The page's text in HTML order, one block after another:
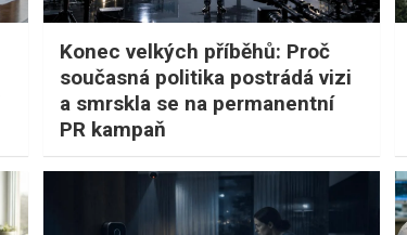
Konec velkých příběhů: Proč
současná politika postrádá vizi
a smrskla se na permanentní
PR kampaň